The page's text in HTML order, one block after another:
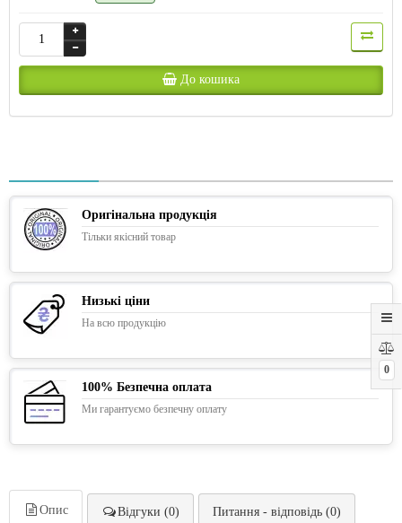
0
До кошика
Оригінальна продукція
Тільки якісний товар
Низькі ціни
На всю продукцію
100% Безпечна оплата
Ми гарантуємо безпечну оплату
Опис Відгуки (0) Питання - відповідь (0)